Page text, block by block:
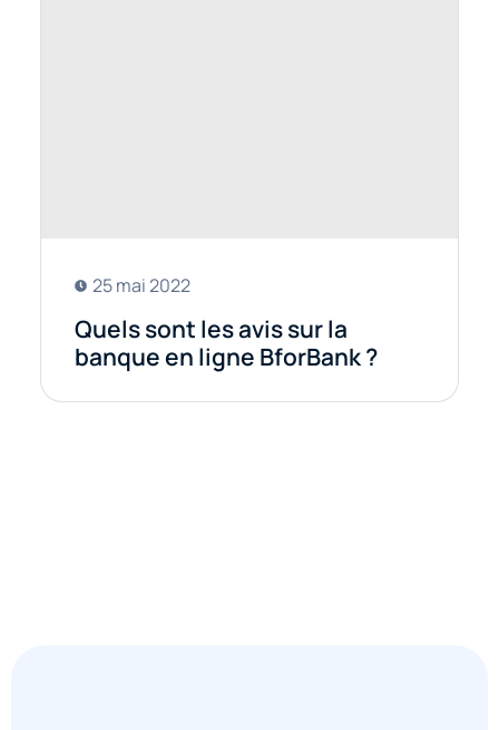
25 mai 2022
Quels sont les avis sur la
banque en ligne BforBank ?